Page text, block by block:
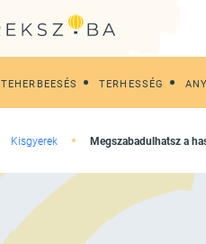
TEHERBEESÉS TERHESSÉG
Kisgyerek Megszabadulhatsz a